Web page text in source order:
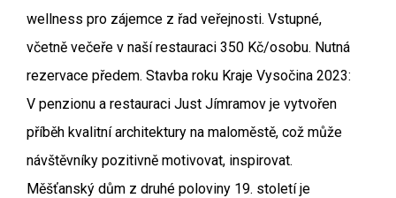
wellness pro zájemce z řad veřejnosti. Vstupné,
včetně večeře v naší restauraci 350 Kč/osobu. Nutná
rezervace předem. Stavba roku Kraje Vysočina 2023:
V penzionu a restauraci Just Jímramov je vytvořen
příběh kvalitní architektury na maloměstě, což může
návštěvníky pozitivně motivovat, inspirovat.
Měšťanský dům z druhé poloviny 19. století je